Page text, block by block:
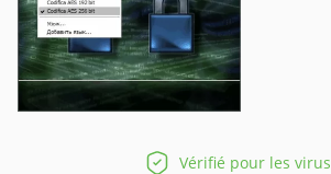
Vérifié pour les virus